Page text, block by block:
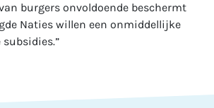
burgers onvoldoende beschermt
Naties willen een onmiddellijke